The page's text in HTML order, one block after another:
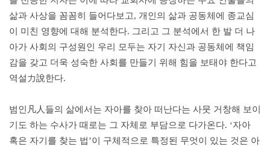
삶과 사상을 꼼꼼히 들어다보고, 개인의 삶과 공동체에 종교심
이 미친 영향에 대해 분석한다. 그리고 그 분석에서 한 발 더 나
아가 사회의 구성원인 우리 모두는 자기 자신과 공동체에 책임
감을 갖고 더욱 성숙한 사회를 만들기 위해 힘을 보태야 한다고
역설力說한다.
범인凡人들의 삶에서는 자아를 찾아 떠난다는 사뭇 거창해 보이
기도 하는 수사가 때로는 그 자체로 부담으로 다가온다. ‘자아
혹은 자기를 찾는 법’이 구체적으로 특정된 무엇이 있는 것은 아